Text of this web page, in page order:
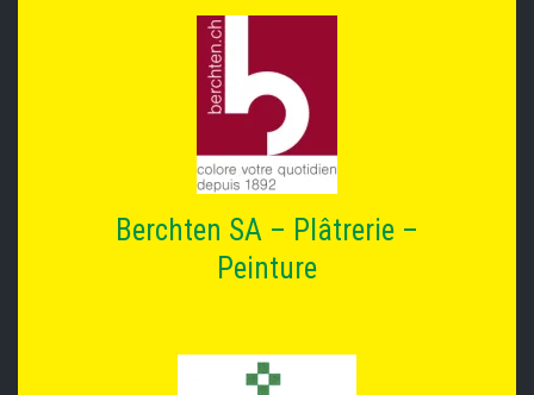
Berchten SA – Plâtrerie –
Peinture